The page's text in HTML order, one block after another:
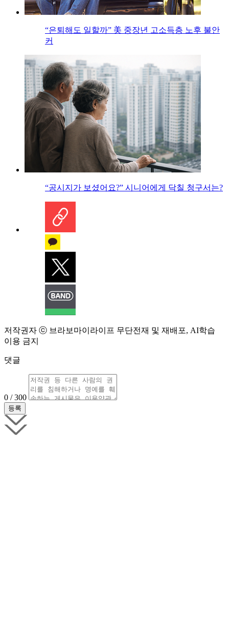
“은퇴해도 일할까” 美 중장년 고소득층 노후 불안
커
“공시지가 보셨어요?” 시니어에게 닥칠 청구서는?
저작권자 ⓒ 브라보마이라이프 무단전재 및 재배포, AI학습
이용 금지
댓글
0 / 300